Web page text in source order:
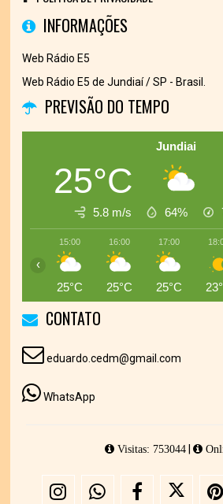
INFORMAÇÕES
Web Rádio E5
Web Rádio E5 de Jundiaí / SP - Brasil.
PREVISÃO DO TEMPO
Jundiai
25°C
5.8 m/s 64%
15:00
25°C
16:00
25°C
17:00
25°C
‹
CONTATO
eduardo.cedm@gmail.com
WhatsApp
Visitas: 753044 |